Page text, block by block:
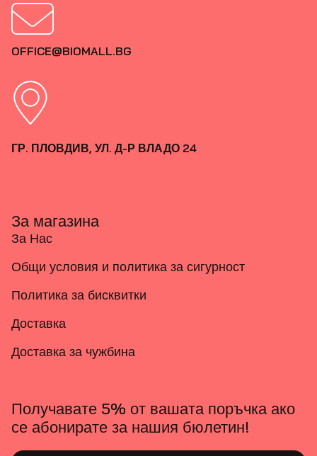
OFFICE@BIOMALL.BG
ГР. ПЛОВДИВ, УЛ. Д-Р ВЛАДО 24
За магазина
За Нас
Общи условия и политика за сигурност
Политика за бисквитки
Доставка
Доставка за чужбина
Получавате 5% от вашата поръчка ако
се абонирате за нашия бюлетин!